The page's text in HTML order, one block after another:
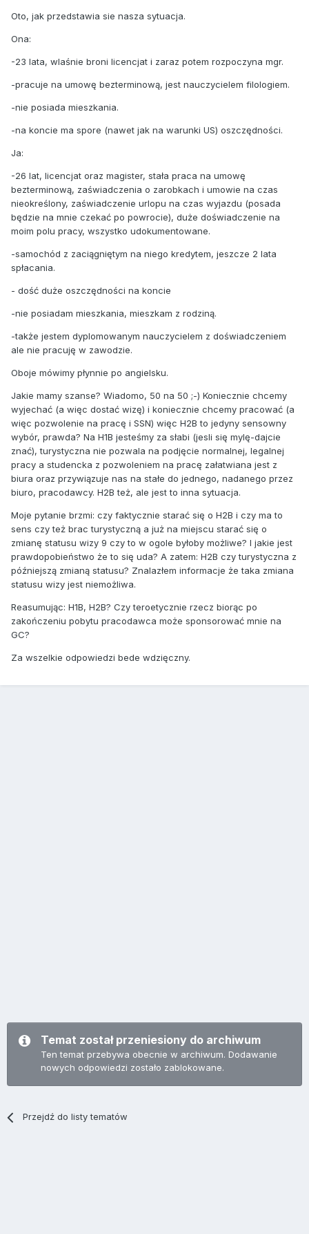
Oto, jak przedstawia sie nasza sytuacja.
Ona:
-23 lata, wlaśnie broni licencjat i zaraz potem rozpoczyna mgr.
-pracuje na umowę bezterminową, jest nauczycielem filologiem.
-nie posiada mieszkania.
-na koncie ma spore (nawet jak na warunki US) oszczędności.
Ja:
-26 lat, licencjat oraz magister, stała praca na umowę
bezterminową, zaświadczenia o zarobkach i umowie na czas
nieokreślony, zaświadczenie urlopu na czas wyjazdu (posada
będzie na mnie czekać po powrocie), duże doświadczenie na
moim polu pracy, wszystko udokumentowane.
-samochód z zaciągniętym na niego kredytem, jeszcze 2 lata
spłacania.
- dość duże oszczędności na koncie
-nie posiadam mieszkania, mieszkam z rodziną.
-także jestem dyplomowanym nauczycielem z doświadczeniem
ale nie pracuję w zawodzie.
Oboje mówimy płynnie po angielsku.
Jakie mamy szanse? Wiadomo, 50 na 50 ;-) Koniecznie chcemy
wyjechać (a więc dostać wizę) i koniecznie chcemy pracować (a
więc pozwolenie na pracę i SSN) więc H2B to jedyny sensowny
wybór, prawda? Na H1B jesteśmy za słabi (jesli się mylę-dajcie
znać), turystyczna nie pozwala na podjęcie normalnej, legalnej
pracy a studencka z pozwoleniem na pracę załatwiana jest z
biura oraz przywiązuje nas na stałe do jednego, nadanego przez
biuro, pracodawcy. H2B też, ale jest to inna sytuacja.
Moje pytanie brzmi: czy faktycznie starać się o H2B i czy ma to
sens czy też brac turystyczną a już na miejscu starać się o
zmianę statusu wizy 9 czy to w ogole byłoby możliwe? I jakie jest
prawdopobieństwo że to się uda? A zatem: H2B czy turystyczna z
późniejszą zmianą statusu? Znalazłem informacje że taka zmiana
statusu wizy jest niemożliwa.
Reasumując: H1B, H2B? Czy teroetycznie rzecz biorąc po
zakończeniu pobytu pracodawca może sponsorować mnie na
GC?
Za wszelkie odpowiedzi bede wdzięczny.
Temat został przeniesiony do archiwum
Ten temat przebywa obecnie w archiwum. Dodawanie
nowych odpowiedzi zostało zablokowane.
Przejdź do listy tematów